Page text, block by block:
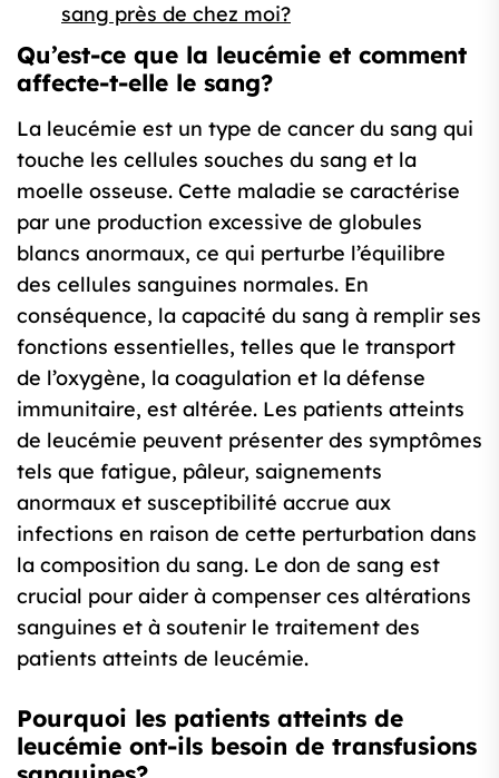
sang près de chez moi?
Qu’est-ce que la leucémie et comment
affecte-t-elle le sang?
La leucémie est un type de cancer du sang qui
touche les cellules souches du sang et la
moelle osseuse. Cette maladie se caractérise
par une production excessive de globules
blancs anormaux, ce qui perturbe l’équilibre
des cellules sanguines normales. En
conséquence, la capacité du sang à remplir ses
fonctions essentielles, telles que le transport
de l’oxygène, la coagulation et la défense
immunitaire, est altérée. Les patients atteints
de leucémie peuvent présenter des symptômes
tels que fatigue, pâleur, saignements
anormaux et susceptibilité accrue aux
infections en raison de cette perturbation dans
la composition du sang. Le don de sang est
crucial pour aider à compenser ces altérations
sanguines et à soutenir le traitement des
patients atteints de leucémie.
Pourquoi les patients atteints de
leucémie ont-ils besoin de transfusions